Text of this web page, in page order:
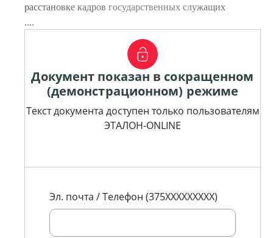
расстановке кадров государственных служащих
....
Документ показан в сокращенном
(демонстрационном) режиме
Текст документа доступен только пользователям
ЭТАЛОН-ONLINE
Эл. почта / Телефон (375XXXXXXXXX)